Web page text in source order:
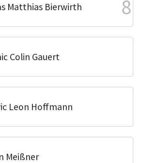
Matthias Bierwirth 8
Colin Gauert
Leon Hoffmann
Meißner